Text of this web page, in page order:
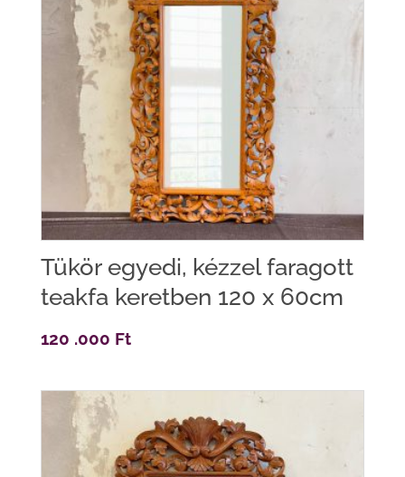
Tükör egyedi, kézzel faragott
teakfa keretben 120 x 60cm
120 .000 Ft